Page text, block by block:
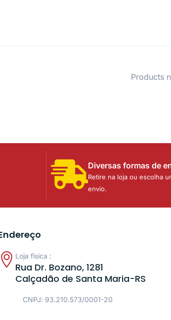
Products
Diversas formas de
Retire na loja ou escolha
envio.
Loja física :
Rua Dr. Bozano, 1281
Calçadão de Santa Maria-RS
CNPJ: 93.210.573/0001-20